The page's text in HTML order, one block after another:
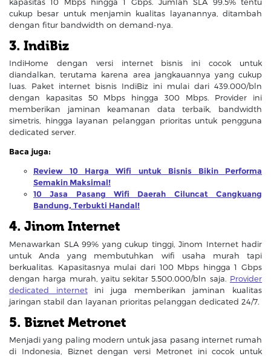
cukup besar untuk menjamin kualitas layanannya, ditambah
dengan fitur bandwidth on demand-nya.
3. IndiBiz
IndiHome dengan versi internet bisnis ini cocok untuk
diandalkan, terutama karena area jangkauannya yang cukup
luas. Paket internet bisnis IndiBiz ini mulai dari 439.000/bln
dengan kapasitas 50 Mbps hingga 300 Mbps. Provider ini
memberikan jaminan keamanan data terbaik, bandwidth
simetris, hingga layanan pelanggan prioritas untuk pengguna
dedicated server.
Baca juga:
Review 10 Harga Wifi untuk Bisnis Bikin Performa
Semakin Maksimal!
10 Jasa Pasang Wifi Daerah Ciluncat Cangkuang
Bandung, Terbukti Handal!
4. Jinom Internet
Menawarkan SLA 99% yang cukup tinggi, Jinom Internet hadir
untuk Anda yang membutuhkan wifi usaha murah tapi
berkualitas. Kapasitasnya mulai dari 100 Mbps hingga 1 Gbps
dengan harga murah, yaitu sekitar 5.500.000/bln saja. Provider
dedicated internetini juga memberikan jaminan kualitas
jaringan stabil dan layanan prioritas pelanggan dedicated 24/7.
5. Biznet Metronet
Menjadi yang paling modern untuk jasa pasang internet rumah
di Indonesia, Biznet dengan versi Metronet ini cocok untuk